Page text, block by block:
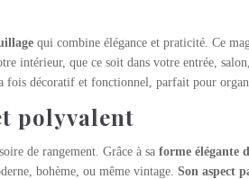
qui combine élégance et praticité. Ce
intérieur, que ce soit dans votre entrée,
fois décoratif et fonctionnel, parfait pour
polyvalent
de rangement. Grâce à sa forme élégante
bohème, ou même vintage. Son aspect